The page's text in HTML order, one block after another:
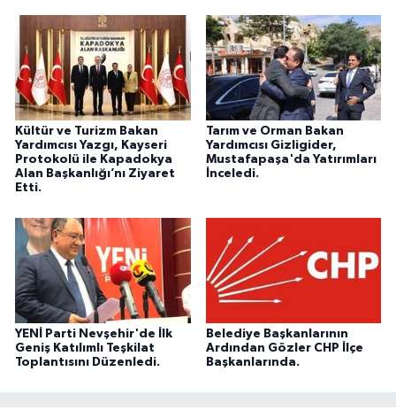
Kültür ve Turizm Bakan
Yardımcısı Yazgı, Kayseri
Protokolü ile Kapadokya
Alan Başkanlığı’nı Ziyaret
Etti.
Tarım ve Orman Bakan
Yardımcısı Gizligider,
Mustafapaşa'da Yatırımları
İnceledi.
YENİ Parti Nevşehir'de İlk
Geniş Katılımlı Teşkilat
Toplantısını Düzenledi.
Belediye Başkanlarının
Ardından Gözler CHP İlçe
Başkanlarında.